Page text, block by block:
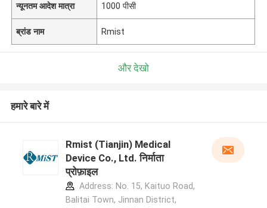
न्यूनतम आदेश मात्रा 1000 पीसी
ब्रांड नाम Rmist
और देखो
हमारे बारे में
Rmist (Tianjin) Medical
Device Co., Ltd. निर्माता
प्रोफ़ाइल
Address: No. 15, Kaituo Road,
Balitai Town, Jinnan District,